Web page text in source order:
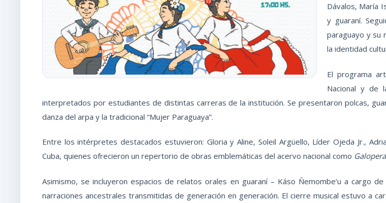
Dávalos, María
y guaraní.
paraguayo y su
la identidad
El programa
Nacional y de
interpretados por estudiantes de distintas carreras de la institución. Se presentaron polcas,
danza del arpa y la tradicional “Mujer Paraguaya”.
Entre los intérpretes destacados estuvieron: Gloria y Aline, Soleil Argüello, Líder Ojeda Jr.,
Cuba, quienes ofrecieron un repertorio de obras emblemáticas del acervo nacional como Galopera
Asimismo, se incluyeron espacios de relatos orales en guaraní – Káso Ñemombe’u a cargo
narraciones ancestrales transmitidas de generación en generación. El cierre musical estuvo a